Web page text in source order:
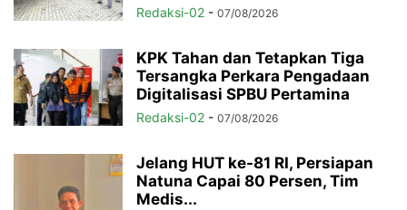
Redaksi-02 - 07/08/2026
KPK Tahan dan Tetapkan Tiga
Tersangka Perkara Pengadaan
Digitalisasi SPBU Pertamina
Redaksi-02 - 07/08/2026
Jelang HUT ke-81 RI, Persiapan
Natuna Capai 80 Persen, Tim
Medis...